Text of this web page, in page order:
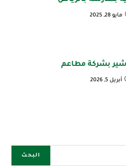
مايو 28, 2025
بشركة مطاعم
أبريل 5, 2026
البحث